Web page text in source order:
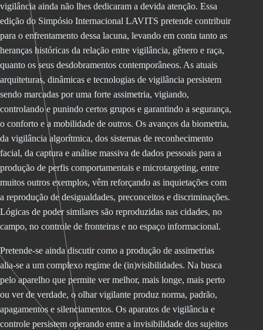
vigilância ainda não lhes dedicaram a devida atenção. Essa
edição do Simpósio Internacional LAVITS pretende contribuir
para o enfrentamento dessa lacuna, levando em conta tanto as
heranças históricas da relação entre vigilância, gênero e raça,
quanto os seus desdobramentos contemporâneos. As atuais
arquiteturas, dinâmicas e tecnologias de vigilância persistem
sendo marcadas por uma forte assimetria, vigiando,
controlando e punindo certos grupos e garantindo a segurança,
o conforto e a mobilidade de outros. Os avanços da biometria,
da vigilância algorítmica, dos sistemas de reconhecimento
facial, da captura e análise massiva de dados pessoais para a
produção de perfis comportamentais e microtargeting, entre
muitos outros exemplos, vêm reforçando as inquietações com
a reprodução de desigualdades, preconceitos e discriminações.
Lógicas de poder similares são reproduzidas nas cidades, no
campo, no controle de fronteiras e no espaço informacional.
Pretende-se ainda discutir como a produção de assimetrias
alia-se a um complexo regime de (in)visibilidades. Na busca
pelo aparelho que permite ver melhor, mais longe, mais perto
ou ver de verdade, o olhar vigilante produz norma, padrão,
apagamentos e silenciamentos. Os aparatos de vigilância e
controle persistem operando entre a invisibilidade dos sujeitos